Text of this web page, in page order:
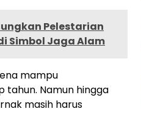
Pelestarian
Simbol Jaga Alam
mampu
tahun. Namun hingga
masih harus